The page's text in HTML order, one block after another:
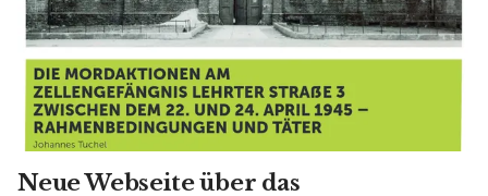
Neue Webseite über das